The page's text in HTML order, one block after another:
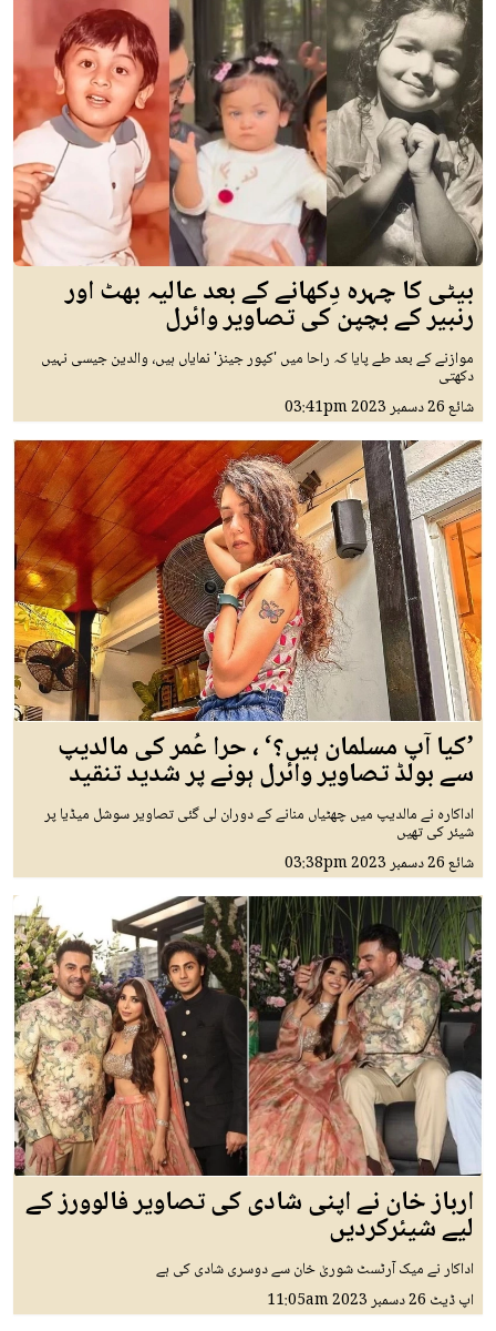
بیٹی کا چہرہ دِکھانے کے بعد عالیہ بھٹ اور
رنبیر کے بچپن کی تصاویر وائرل
موازنے کے بعد طے پایا کہ راحا میں 'کپور جینز' نمایاں ہیں، والدین جیسی نہیں
دکھتی
شائع26 دسمبر 2023 03:41pm
’کیا آپ مسلمان ہیں؟‘ ، حرا عُمر کی مالدیپ
سے بولڈ تصاویر وائرل ہونے پر شدید تنقید
اداکارہ نے مالدیپ میں چھٹیاں منانے کے دوران لی گئی تصاویر سوشل میڈیا پر
شیئر کی تھیں
شائع26 دسمبر 2023 03:38pm
ارباز خان نے اپنی شادی کی تصاویر فالوورز کے
لیے شیئرکردیں
اداکار نے میک آرٹسٹ شوریٰ خان سے دوسری شادی کی ہے
اپ ڈیٹ 26 دسمبر 2023 11:05am